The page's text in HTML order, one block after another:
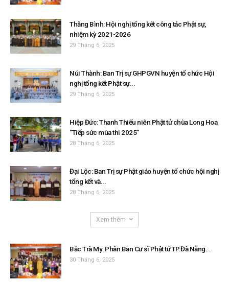
Thăng Bình: Hội nghị tổng kết công tác Phật sự,
nhiệm kỳ 2021-2026
29 Tháng 6, 2025
Núi Thành: Ban Trị sự GHPGVN huyện tổ chức Hội
nghị tổng kết Phật sự...
29 Tháng 6, 2025
Hiệp Đức: Thanh Thiếu niên Phật tử chùa Long Hoa
“Tiếp sức mùa thi 2025”
28 Tháng 6, 2025
Đại Lộc: Ban Trị sự Phật giáo huyện tổ chức hội nghị
tổng kết và...
28 Tháng 6, 2025
Xem thêm
Bắc Trà My: Phân Ban Cư sĩ Phật tử TP.Đà Nẵng...
30 Tháng 6, 2025